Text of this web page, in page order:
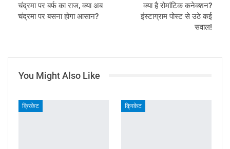
चंद्रमा पर बर्फ का राज, क्या अब
चंद्रमा पर बसना होगा आसान?
क्या है रोमांटिक कनेक्शन?
इंस्टाग्राम पोस्ट से उठे कई
सवाल!
You Might Also Like
क्रिकेट क्रिकेट